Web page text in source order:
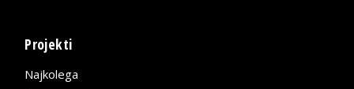
Projekti
Najkolega